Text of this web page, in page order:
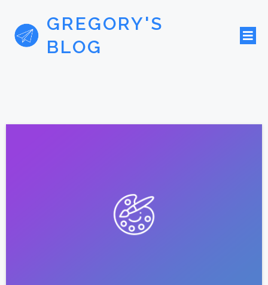
GREGORY'S
BLOG